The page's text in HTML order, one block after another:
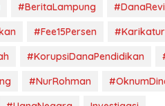
#BeritaLampung
#Fee15Persen
#KorupsiDanaPendidikan
#NurRohman